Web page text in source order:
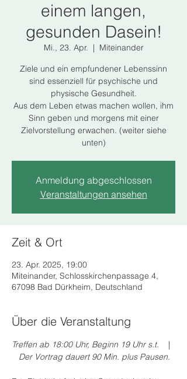
einem langen,
gesunden Dasein!
Mi., 23. Apr.
  |
Miteinander
Ziele und ein empfundener Lebenssinn
sind essenziell für psychische und
physische Gesundheit.
Aus dem Leben etwas machen wollen, ihm
Sinn geben und morgens mit einer
Zielvorstellung erwachen. (weiter siehe
unten)
Anmeldung abgeschlossen
Veranstaltungen ansehen
Zeit & Ort
23. Apr. 2025, 19:00
Miteinander, Schlosskirchenpassage 4,
67098 Bad Dürkheim, Deutschland
Über die Veranstaltung
Treffen ab 18:00 Uhr, Beginn 19 Uhr s.t.
|
Der Vortrag dauert 90 Min. plus Pausen.